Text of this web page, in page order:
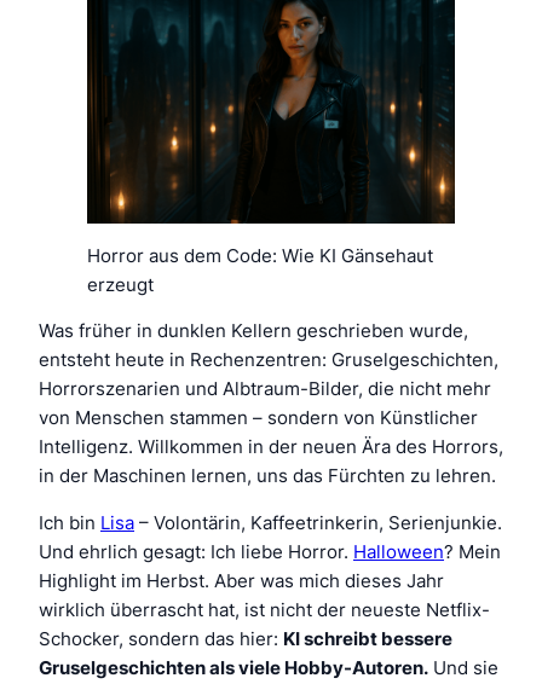
Horror aus dem Code: Wie KI Gänsehaut
erzeugt
Was früher in dunklen Kellern geschrieben wurde,
entsteht heute in Rechenzentren: Gruselgeschichten,
Horrorszenarien und Albtraum-Bilder, die nicht mehr
von Menschen stammen – sondern von Künstlicher
Intelligenz. Willkommen in der neuen Ära des Horrors,
in der Maschinen lernen, uns das Fürchten zu lehren.
Ich bin Lisa – Volontärin, Kaffeetrinkerin, Serienjunkie.
Und ehrlich gesagt: Ich liebe Horror. Halloween? Mein
Highlight im Herbst. Aber was mich dieses Jahr
wirklich überrascht hat, ist nicht der neueste Netflix-
Schocker, sondern das hier: KI schreibt bessere
Gruselgeschichten als viele Hobby-Autoren. Und sie